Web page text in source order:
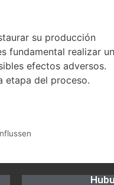
su producción
fundamental realizar un
efectos adversos.
etapa del proceso.